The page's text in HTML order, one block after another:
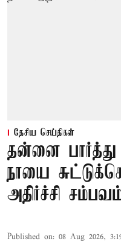
தேசிய செய்திகள்
தன்னை பார்த்து
நாயை
அதிர்ச்சி
Published on: 08 Aug 2026,